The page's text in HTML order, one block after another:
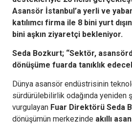
Asansör İstanbul’a yerli ve
katılımcı firma ile 8 bini yurt
bini aşkın ziyaretçi bekleniyor.
Seda Bozkurt; “Sektör,
dönüşüme fuarda tanıklık
Dünya asansör endüstrisinin
sürdürülebilirlik odağında yeniden
vurgulayan Fuar Direktörü Seda
dönüşümün merkezinde akıllı